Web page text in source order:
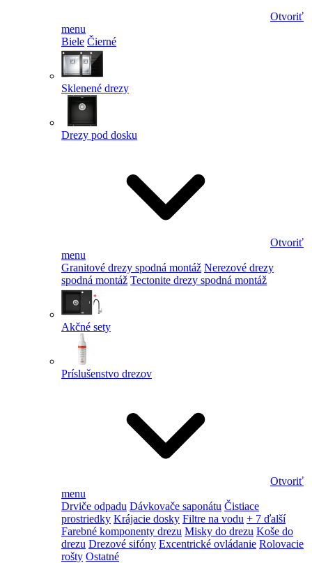
Otvoriť
menu
Biele Čierné
Sklenené drezy
Drezy pod dosku
Otvoriť
menu
Granitové drezy spodná montáž Nerezové drezy
spodná montáž Tectonite drezy spodná montáž
Akčné sety
Príslušenstvo drezov
Otvoriť
menu
Drviče odpadu Dávkovače saponátu Čistiace
prostriedky Krájacie dosky Filtre na vodu + 7 ďalší
Farebné komponenty drezu Misky do drezu Koše do
drezu Drezové sifóny Excentrické ovládanie Rolovacie
rošty Ostatné